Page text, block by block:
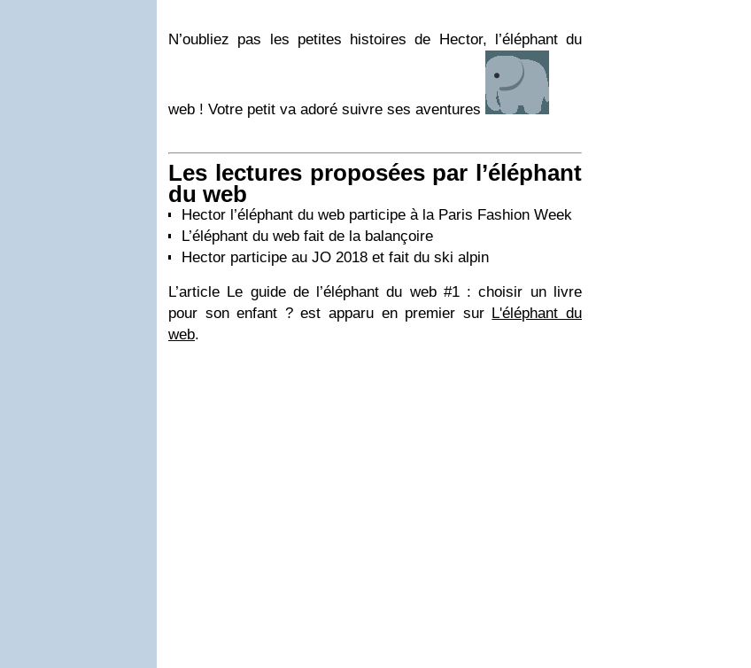
N’oubliez pas les petites histoires de Hector, l’éléphant du
web ! Votre petit va adoré suivre ses aventures
Les lectures proposées par l’éléphant
du web
Hector l’éléphant du web participe à la Paris Fashion Week
L’éléphant du web fait de la balançoire
Hector participe au JO 2018 et fait du ski alpin
L’article Le guide de l’éléphant du web #1 : choisir un livre
pour son enfant ? est apparu en premier sur L'éléphant du
web.